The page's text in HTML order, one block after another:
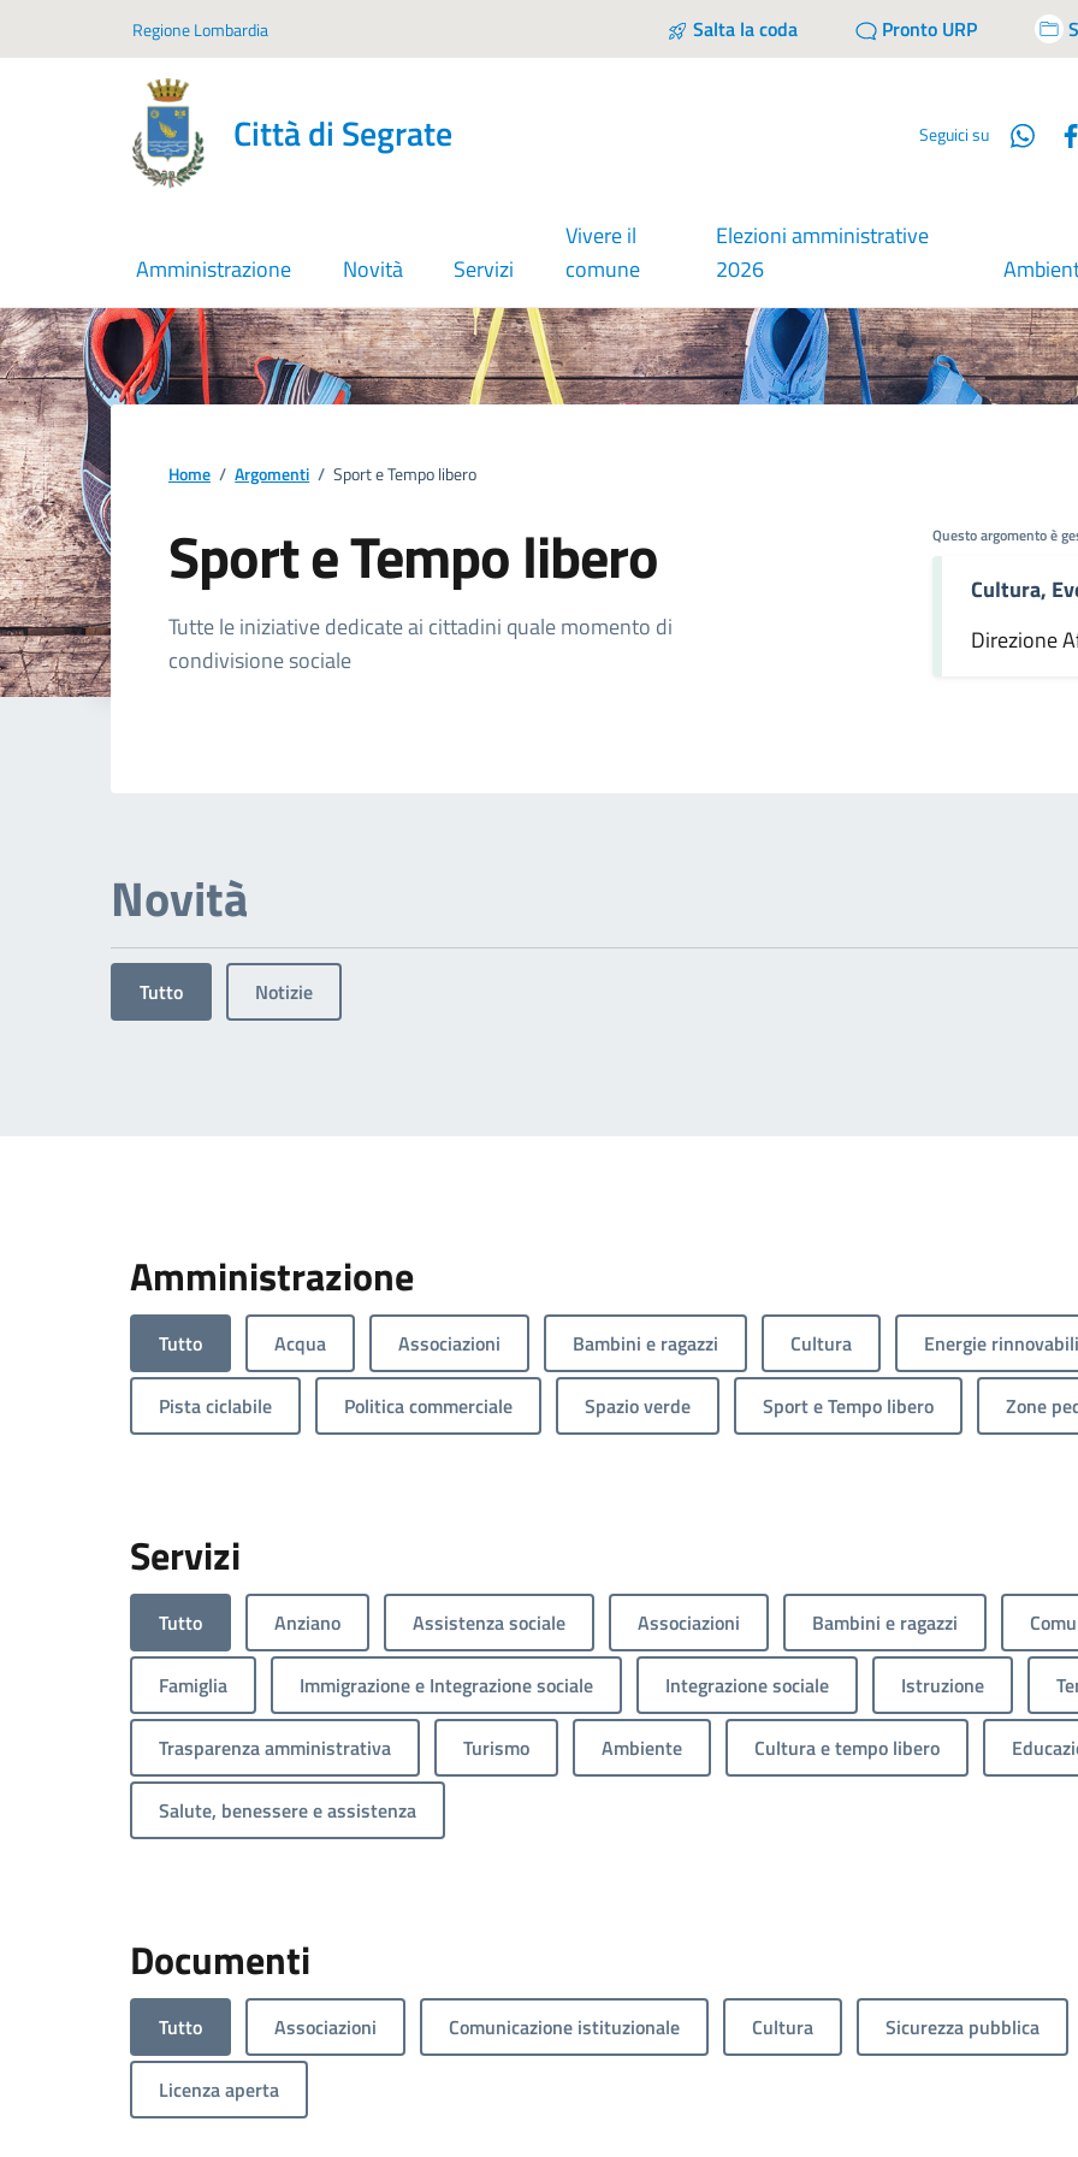
Regione Lombardia Salta la coda Pronto URP
Città di Segrate Seguici su
Amministrazione Novità Servizi
Vivere il
comune
Elezioni amministrative
2026
Home / Argomenti / Sport e Tempo libero
Sport e Tempo libero
Dettagli dell'argomento
Tutte le iniziative dedicate ai cittadini quale momento di
condivisione sociale
Questo argomento è
Cultura,
Direzione
Novità
Tutto Notizie
Amministrazione
Tutto Acqua Associazioni Bambini e ragazzi Cultura Energie rinnovabili
Pista ciclabile Politica commerciale Spazio verde Sport e Tempo libero Zone
Servizi
Tutto Anziano Assistenza sociale Associazioni Bambini e ragazzi
Famiglia Immigrazione e Integrazione sociale Integrazione sociale Istruzione
Trasparenza amministrativa Turismo Ambiente Cultura e tempo libero
Salute, benessere e assistenza
Documenti
Tutto Associazioni Comunicazione istituzionale Cultura Sicurezza pubblica
Licenza aperta